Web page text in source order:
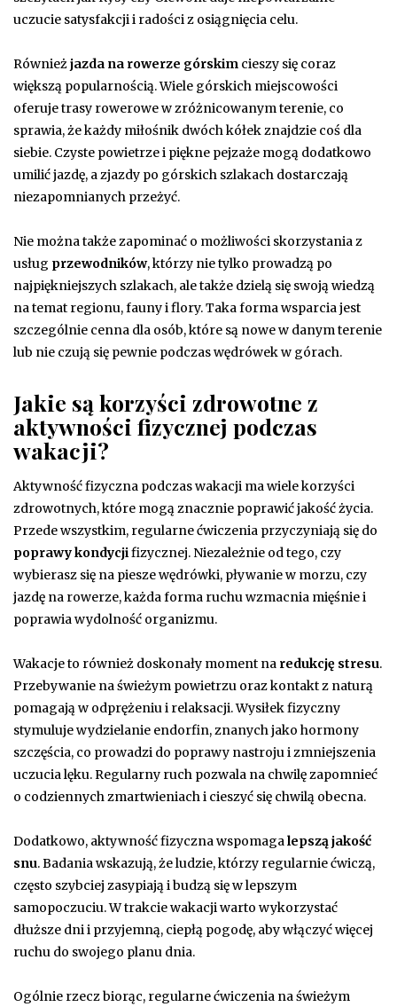
uczucie satysfakcji i radości z osiągnięcia celu.
Równieżjazda na rowerze górskim cieszy się coraz
większą popularnością. Wiele górskich miejscowości
oferuje trasy rowerowe w zróżnicowanym terenie, co
sprawia, że każdy miłośnik dwóch kółek znajdzie coś dla
siebie. Czyste powietrze i piękne pejzaże mogą dodatkowo
umilić jazdę, a zjazdy po górskich szlakach dostarczają
niezapomnianych przeżyć.
Nie można także zapominać o możliwości skorzystania z
usług przewodników, którzy nie tylko prowadzą po
najpiękniejszych szlakach, ale także dzielą się swoją wiedzą
na temat regionu, fauny i flory. Taka forma wsparcia jest
szczególnie cenna dla osób, które są nowe w danym terenie
lub nie czują się pewnie podczas wędrówek w górach.
Jakie są korzyści zdrowotne z
aktywności fizycznej podczas
wakacji?
Aktywność fizyczna podczas wakacji ma wiele korzyści
zdrowotnych, które mogą znacznie poprawić jakość życia.
Przede wszystkim, regularne ćwiczenia przyczyniają się do
poprawy kondycjifizycznej. Niezależnie od tego, czy
wybierasz się na piesze wędrówki, pływanie w morzu, czy
jazdę na rowerze, każda forma ruchu wzmacnia mięśnie i
poprawia wydolność organizmu.
Wakacje to również doskonały moment na redukcję stresu.
Przebywanie na świeżym powietrzu oraz kontakt z naturą
pomagają w odprężeniu i relaksacji. Wysiłek fizyczny
stymuluje wydzielanie endorfin, znanych jako hormony
szczęścia, co prowadzi do poprawy nastroju i zmniejszenia
uczucia lęku. Regularny ruch pozwala na chwilę zapomnieć
o codziennych zmartwieniach i cieszyć się chwilą obecna.
Dodatkowo, aktywność fizyczna wspomagalepszą jakość
snu. Badania wskazują, że ludzie, którzy regularnie ćwiczą,
często szybciej zasypiają i budzą się w lepszym
samopoczuciu. W trakcie wakacji warto wykorzystać
dłuższe dni i przyjemną, ciepłą pogodę, aby włączyć więcej
ruchu do swojego planu dnia.
Ogólnie rzecz biorąc, regularne ćwiczenia na świeżym